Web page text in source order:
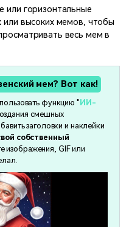
или горизонтальные
высоких мемов, чтобы
весь мем в
мем? Вот как!
функцию " ИИ-
смешных
заголовки и наклейки
собственный
изображения, GIF или